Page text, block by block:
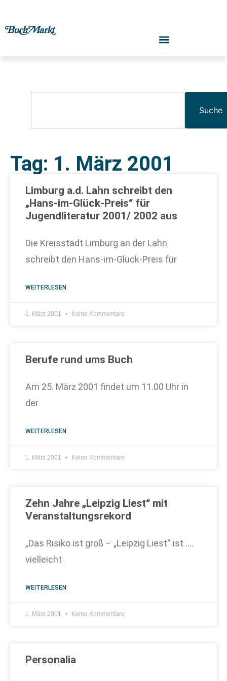
Suche
Tag: 1. März 2001
Limburg a.d. Lahn schreibt den
„Hans-im-Glück-Preis“ für
Jugendliteratur 2001/ 2002 aus
Die Kreisstadt Limburg an der Lahn
schreibt den Hans-im-Glück-Preis für
WEITERLESEN
1. März 2001 Keine Kommentare
Berufe rund ums Buch
Am 25. März 2001 findet um 11.00 Uhr in
der
WEITERLESEN
1. März 2001 Keine Kommentare
Zehn Jahre „Leipzig Liest“ mit
Veranstaltungsrekord
„Das Risiko ist groß – „Leipzig Liest“ ist ….
vielleicht
WEITERLESEN
1. März 2001 Keine Kommentare
Personalia